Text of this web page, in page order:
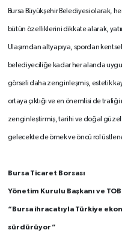
Bursa Büyükşehir Belediyesi olarak,
bütün özelliklerini dikkate alarak,
Ulaşımdan altyapıya, spordan
belediyeciliğe kadar her alanda
görseli daha zenginleşmiş, estetik
ortaya çıktığı ve en önemlisi de
zenginleştirmiş, tarihi ve doğal
gelecekte de örnek ve öncü rol
Bursa Ticaret Borsası
Yönetim Kurulu Başkanı ve
“Bursa ihracatıyla Türkiye
sürdürüyor”